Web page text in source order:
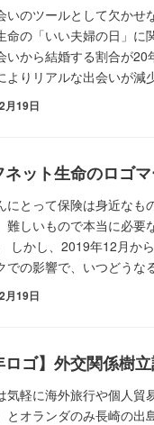
いのツールとして欠かせ
命の「いい夫婦の日」に
いから結婚する割合が
よりリアルな出会いが
月19日
ネット生命のロゴ
にとって保険は身近なも
難しいもので本当に必要
しかし、2019年12月か
での影響で、いつどう
月19日
ロゴ】外交関係樹
気軽に海外旅行や個人貿
とオランダのみ長崎の